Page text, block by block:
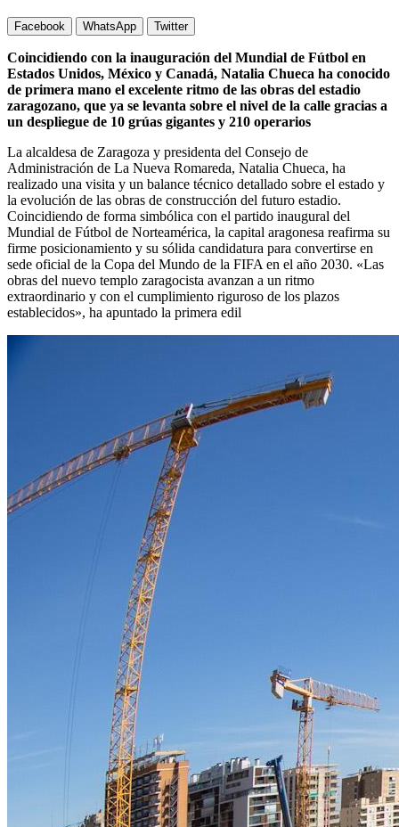
Facebook WhatsApp Twitter
Coincidiendo con la inauguración del Mundial de Fútbol en
Estados Unidos, México y Canadá, Natalia Chueca ha conocido
de primera mano el excelente ritmo de las obras del estadio
zaragozano, que ya se levanta sobre el nivel de la calle gracias a
un despliegue de 10 grúas gigantes y 210 operarios
La alcaldesa de Zaragoza y presidenta del Consejo de
Administración de La Nueva Romareda, Natalia Chueca, ha
realizado una visita y un balance técnico detallado sobre el estado y
la evolución de las obras de construcción del futuro estadio.
Coincidiendo de forma simbólica con el partido inaugural del
Mundial de Fútbol de Norteamérica, la capital aragonesa reafirma su
firme posicionamiento y su sólida candidatura para convertirse en
sede oficial de la Copa del Mundo de la FIFA en el año 2030. «Las
obras del nuevo templo zaragocista avanzan a un ritmo
extraordinario y con el cumplimiento riguroso de los plazos
establecidos», ha apuntado la primera edil